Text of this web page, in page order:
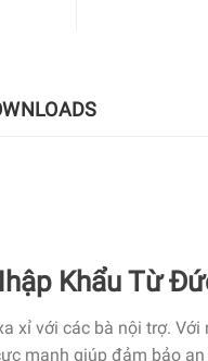
Khẩu Từ
xỉ với các bà nội trợ.
mạnh giúp đảm bảo